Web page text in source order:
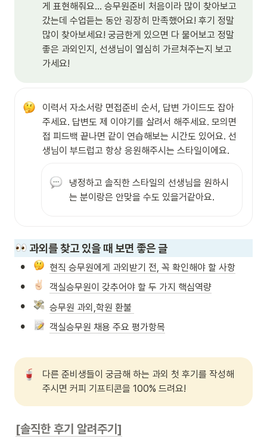
게 표현해줘요... 승무원준비 처음이라 많이 찾아보고
갔는데 수업듣는 동안 굉장히 만족했어요! 후기 정말
많이 찾아보세요! 궁금한게 있으면 다 물어보고 정말
좋은 과외인지, 선생님이 열심히 가르쳐주는지 보고
가세요!
이력서 자소서랑 면접준비 순서, 답변 가이드도 잡아
주세요. 답변도 제 이야기를 살려서 해주세요. 모의면
접 피드백 끝나면 같이 연습해보는 시간도 있어요. 선
생님이 부드럽고 항상 응원해주시는 스타일이에요.
냉정하고 솔직한 스타일의 선생님을 원하시
는 분이랑은 안맞을 수도 있을거같아요.
과외를 찾고 있을 때 보면 좋은 글
• 현직 승무원에게 과외받기 전, 꼭 확인해야 할 사항
• 객실승무원이 갖추어야 할 두 가지 핵심역량
• 승무원 과외,학원 환불
• 객실승무원 채용 주요 평가항목
다른 준비생들이 궁금해 하는 과외 첫 후기를 작성해
주시면 커피 기프티콘을 100% 드려요!
[솔직한 후기 알려주기]